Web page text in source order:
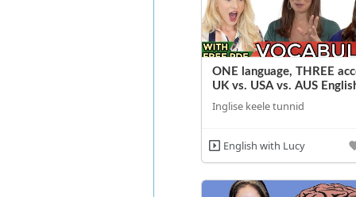
ONE language, THREE
UK vs. USA vs. AUS
Inglise keele tunnid
English with Lucy